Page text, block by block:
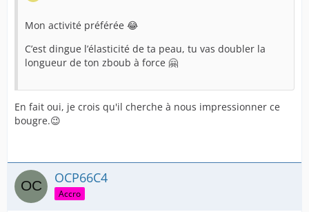
Mon activité préférée 😂
C’est dingue l’élasticité de ta peau, tu vas doubler la
longueur de ton zboub à force 🤗
En fait oui, je crois qu'il cherche à nous impressionner ce
bougre.😉
OCP66C4
Accro